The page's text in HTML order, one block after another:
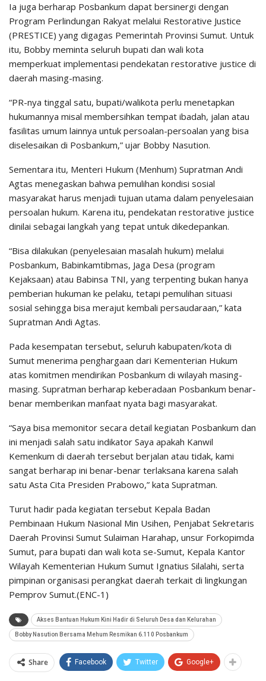
Ia juga berharap Posbankum dapat bersinergi dengan
Program Perlindungan Rakyat melalui Restorative Justice
(PRESTICE) yang digagas Pemerintah Provinsi Sumut. Untuk
itu, Bobby meminta seluruh bupati dan wali kota
memperkuat implementasi pendekatan restorative justice di
daerah masing-masing.
“PR-nya tinggal satu, bupati/walikota perlu menetapkan
hukumannya misal membersihkan tempat ibadah, jalan atau
fasilitas umum lainnya untuk persoalan-persoalan yang bisa
diselesaikan di Posbankum,” ujar Bobby Nasution.
Sementara itu, Menteri Hukum (Menhum) Supratman Andi
Agtas menegaskan bahwa pemulihan kondisi sosial
masyarakat harus menjadi tujuan utama dalam penyelesaian
persoalan hukum. Karena itu, pendekatan restorative justice
dinilai sebagai langkah yang tepat untuk dikedepankan.
“Bisa dilakukan (penyelesaian masalah hukum) melalui
Posbankum, Babinkamtibmas, Jaga Desa (program
Kejaksaan) atau Babinsa TNI, yang terpenting bukan hanya
pemberian hukuman ke pelaku, tetapi pemulihan situasi
sosial sehingga bisa merajut kembali persaudaraan,” kata
Supratman Andi Agtas.
Pada kesempatan tersebut, seluruh kabupaten/kota di
Sumut menerima penghargaan dari Kementerian Hukum
atas komitmen mendirikan Posbankum di wilayah masing-
masing. Supratman berharap keberadaan Posbankum benar-
benar memberikan manfaat nyata bagi masyarakat.
“Saya bisa memonitor secara detail kegiatan Posbankum dan
ini menjadi salah satu indikator Saya apakah Kanwil
Kemenkum di daerah tersebut berjalan atau tidak, kami
sangat berharap ini benar-benar terlaksana karena salah
satu Asta Cita Presiden Prabowo,” kata Supratman.
Turut hadir pada kegiatan tersebut Kepala Badan
Pembinaan Hukum Nasional Min Usihen, Penjabat Sekretaris
Daerah Provinsi Sumut Sulaiman Harahap, unsur Forkopimda
Sumut, para bupati dan wali kota se-Sumut, Kepala Kantor
Wilayah Kementerian Hukum Sumut Ignatius Silalahi, serta
pimpinan organisasi perangkat daerah terkait di lingkungan
Pemprov Sumut.(ENC-1)
Akses Bantuan Hukum Kini Hadir di Seluruh Desa dan Kelurahan
Bobby Nasution Bersama Mehum Resmikan 6.110 Posbankum
Share Facebook Twitter Google+